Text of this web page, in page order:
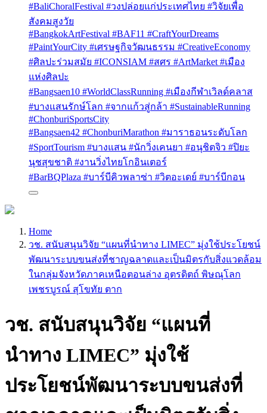
#BaliChoralFestival #วงปล่อยแก่ประเทศไทย #วิจัยเพื่อ
สังคมสูงวัย
#BangkokArtFestival #BAF11 #CraftYourDreams
#PaintYourCity #เศรษฐกิจวัฒนธรรม #CreativeEconomy
#ศิลปะร่วมสมัย #ICONSIAM #สศร #ArtMarket #เมือง
แห่งศิลปะ
#Bangsaen10 #WorldClassRunning #เมืองกีฬาเวิลด์คลาส
#บางแสนรักษ์โลก #จากแก้วสู่กล้า #SustainableRunning
#ChonburiSportsCity
#Bangsaen42 #ChonburiMarathon #มาราธอนระดับโลก
#SportTourism #บางแสน #นักวิ่งเคนยา #อนุชิตจิว #ปิยะ
นุชสุขชาติ #งานวิ่งไทยโกอินเตอร์
#BarBQPlaza #บาร์บีคิวพลาซ่า #วิตอะเดย์ #บาร์บีกอน
Home
วช. สนับสนุนวิจัย “แผนที่นำทาง LIMEC” มุ่งใช้ประโยชน์
พัฒนาระบบขนส่งที่ชาญฉลาดและเป็นมิตรกับสิ่งแวดล้อม
ในกลุ่มจังหวัดภาคเหนือตอนล่าง อุตรดิตถ์ พิษณุโลก
เพชรบูรณ์ สุโขทัย ตาก
วช. สนับสนุนวิจัย “แผนที่
นำทาง LIMEC” มุ่งใช้
ประโยชน์พัฒนาระบบขนส่งที่